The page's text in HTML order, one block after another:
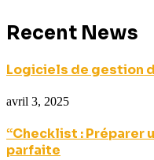
Recent News
Logiciels de gestion
avril 3, 2025
“Checklist : Préparer
parfaite